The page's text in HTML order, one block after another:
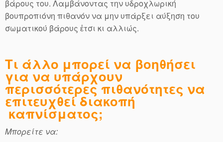
βάρους του. Λαμβάνοντας την υδροχλωρική
βουπροπιόνη πιθανόν να μην υπάρξει αύξηση του
σωματικού βάρους ἐτσι κι αλλιώς.
Τι άλλο μπορεί να βοηθήσει
για να υπάρχουν
περισσότερες πιθανότητες να
επιτευχθεί διακοπή
καπνίσματος;
Μπορείτε να: